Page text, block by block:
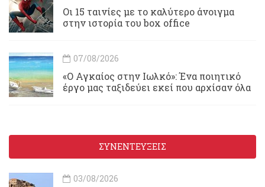
Οι 15 ταινίες με το καλύτερο άνοιγμα
στην ιστορία του box office
07/08/2026
«Ο Αγκαίος στην Ιωλκό»: Ένα ποιητικό
έργο μας ταξιδεύει εκεί που αρχίσαν όλα
ΣΥΝΕΝΤΕΥΞΕΙΣ
03/08/2026